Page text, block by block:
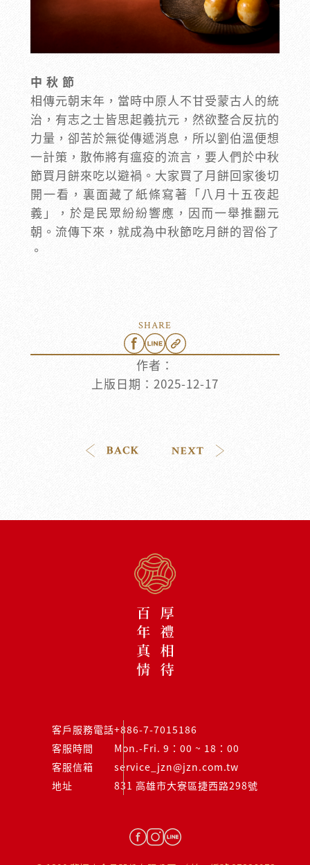
中 秋 節
相傳元朝末年，當時中原人不甘受蒙古人的統
治，有志之士皆思起義抗元，然欲整合反抗的
力量，卻苦於無從傳遞消息，所以劉伯溫便想
一計策，散佈將有瘟疫的流言，要人們於中秋
節買月餅來吃以避禍。大家買了月餅回家後切
開一看，裏面藏了紙條寫著「八月十五夜起
義」，於是民眾紛紛響應，因而一舉推翻元
朝。流傳下來，就成為中秋節吃月餅的習俗了
。
作者：
上版日期： 2025-12-17
SHARE
客戶服務電話+886-7-7015186
客服時間
Mon.-Fri. 9：00 ~ 18：00
客服信箱
service_jzn@jzn.com.tw
地址
831 高雄市大寮區捷西路298號